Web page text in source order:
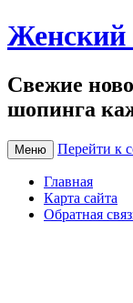
Женский
Свежие
шопинга
Меню Перейти к
Главная
Карта сайта
Обратная